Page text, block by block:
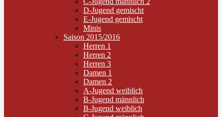
D-Jugend gemischt
E-Jugend gemischt
Minis
Saison 2015/2016
Herren 1
Herren 2
Herren 3
Damen 1
Damen 2
A-Jugend weiblich
B-Jugend männlich
B-Jugend weiblich